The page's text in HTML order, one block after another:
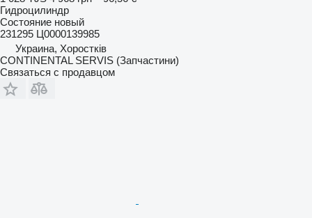
Гидроцилиндр
Состояние новый
231295 Ц0000139985
Украина, Хоростків
CONTINENTAL SERVIS (Запчастини)
Связаться с продавцом